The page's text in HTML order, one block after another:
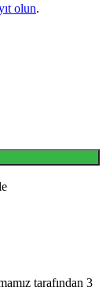
olun.
tarafından 3